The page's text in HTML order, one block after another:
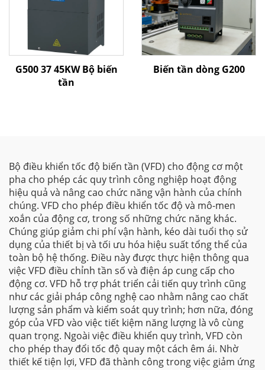
G500 37 45KW Bộ biến
tần
Biến tần dòng G200
Bộ điều khiển tốc độ biến tần (VFD) cho động cơ một
pha cho phép các quy trình công nghiệp hoạt động
hiệu quả và nâng cao chức năng vận hành của chính
chúng. VFD cho phép điều khiển tốc độ và mô-men
xoắn của động cơ, trong số những chức năng khác.
Chúng giúp giảm chi phí vận hành, kéo dài tuổi thọ sử
dụng của thiết bị và tối ưu hóa hiệu suất tổng thể của
toàn bộ hệ thống. Điều này được thực hiện thông qua
việc VFD điều chỉnh tần số và điện áp cung cấp cho
động cơ. VFD hỗ trợ phát triển cải tiến quy trình cũng
như các giải pháp công nghệ cao nhằm nâng cao chất
lượng sản phẩm và kiểm soát quy trình; hơn nữa, đóng
góp của VFD vào việc tiết kiệm năng lượng là vô cùng
quan trọng. Ngoài việc điều khiển quy trình, VFD còn
cho phép thay đổi tốc độ quay một cách êm ái. Nhờ
thiết kế tiện lợi, VFD đã thành công trong việc giảm ứng